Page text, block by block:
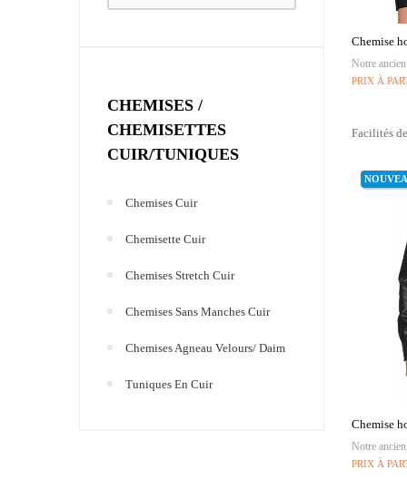
CHEMISES /
CHEMISETTES
CUIR/TUNIQUES
Chemises Cuir
Chemisette Cuir
Chemises Stretch Cuir
Chemises Sans Manches Cuir
Chemises Agneau Velours/ Daim
Tuniques En Cuir
Chemise
Notre
PRIX À
Facilités
Chemise
Notre
PRIX À